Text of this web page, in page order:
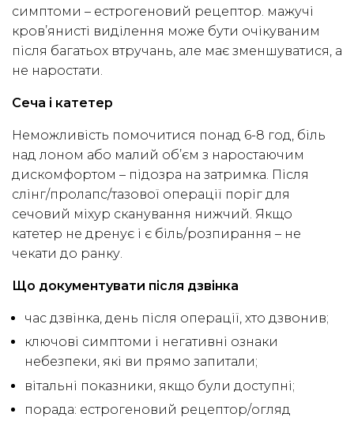
симптоми – естрогеновий рецептор. мажучі
кров’янисті виділення може бути очікуваним
після багатьох втручань, але має зменшуватися, а
не наростати.
Сеча і катетер
Неможливість помочитися понад 6-8 год, біль
над лоном або малий об’єм з наростаючим
дискомфортом – підозра на затримка. Після
слінг/пролапс/тазової операції поріг для
сечовий міхур сканування нижчий. Якщо
катетер не дренує і є біль/розпирання – не
чекати до ранку.
Що документувати після дзвінка
час дзвінка, день після операції, хто дзвонив;
ключові симптоми і негативні ознаки
небезпеки, які ви прямо запитали;
вітальні показники, якщо були доступні;
порада: естрогеновий рецептор/огляд